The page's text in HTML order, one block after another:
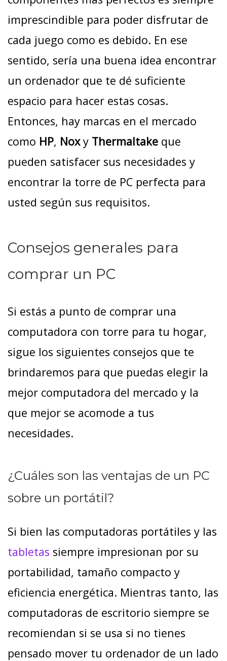
imprescindible para poder disfrutar de
cada juego como es debido. En ese
sentido, sería una buena idea encontrar
un ordenador que te dé suficiente
espacio para hacer estas cosas.
Entonces, hay marcas en el mercado
como HP, Noxy Thermaltake que
pueden satisfacer sus necesidades y
encontrar la torre de PC perfecta para
usted según sus requisitos.
Consejos generales para
comprar un PC
Si estás a punto de comprar una
computadora con torre para tu hogar,
sigue los siguientes consejos que te
brindaremos para que puedas elegir la
mejor computadora del mercado y la
que mejor se acomode a tus
necesidades.
¿Cuáles son las ventajas de un PC
sobre un portátil?
Si bien las computadoras portátiles y las
tabletas siempre impresionan por su
portabilidad, tamaño compacto y
eficiencia energética. Mientras tanto, las
computadoras de escritorio siempre se
recomiendan si se usa si no tienes
pensado mover tu ordenador de un lado